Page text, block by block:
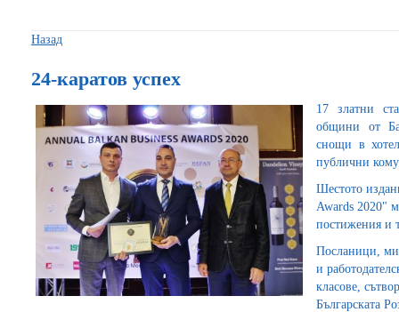
Назад
24-каратов успех
17 златни
общини от
снощи в
публични
Шестото
Awards 2020"
постижения и
Посланици,
и
класове,
Българската